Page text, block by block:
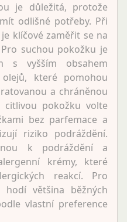
je důležitá, protože
odlišné potřeby. Při
klíčové zaměřit se na
suchou pokožku je
s vyšším obsahem
které pomohou
a chráněnou
citlivou pokožku volte
bez parfemace a
riziko podráždění.
k podráždění a
krémy, které
reakcí. Pro
většina běžných
vlastní preference